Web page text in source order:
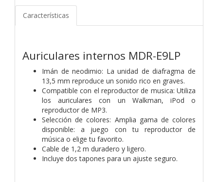
Características
Auriculares internos MDR-E9LP
Imán de neodimio: La unidad de diafragma de
13,5 mm reproduce un sonido rico en graves.
Compatible con el reproductor de musica: Utiliza
los auriculares con un Walkman, iPod o
reproductor de MP3.
Selección de colores: Amplia gama de colores
disponible: a juego con tu reproductor de
música o elige tu favorito.
Cable de 1,2 m duradero y ligero.
Incluye dos tapones para un ajuste seguro.